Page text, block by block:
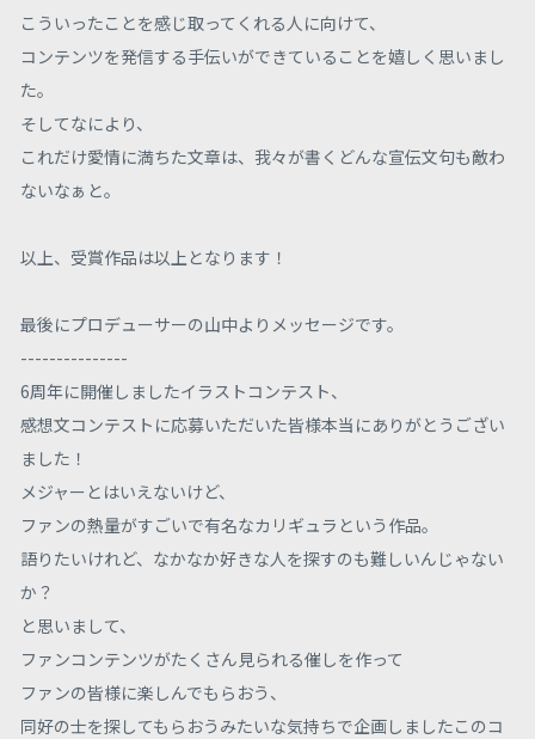
こういったことを感じ取ってくれる人に向けて、
コンテンツを発信する手伝いができていることを嬉しく思いまし
た。
そしてなにより、
これだけ愛情に満ちた文章は、我々が書くどんな宣伝文句も敵わ
ないなぁと。
以上、受賞作品は以上となります！
最後にプロデューサーの山中よりメッセージです。
---------------
6周年に開催しましたイラストコンテスト、
感想文コンテストに応募いただいた皆様本当にありがとうござい
ました！
メジャーとはいえないけど、
ファンの熱量がすごいで有名なカリギュラという作品。
語りたいけれど、なかなか好きな人を探すのも難しいんじゃない
か？
と思いまして、
ファンコンテンツがたくさん見られる催しを作って
ファンの皆様に楽しんでもらおう、
同好の士を探してもらおうみたいな気持ちで企画しましたこのコ